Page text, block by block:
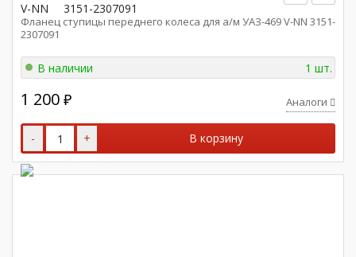
V-NN 3151-2307091
Фланец ступицы переднего колеса для а/м УАЗ-469 V-NN 3151-
2307091
В наличии 1 шт.
1 200 ₽ Аналоги
- + В корзину